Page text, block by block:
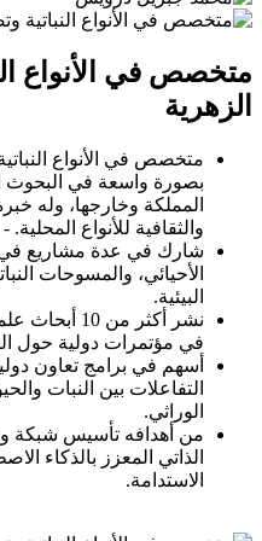
متخصص في الأنواع
الزهرية
متخصص في الأنواع
بصورة واسعة في البحوث
المملكة وخارجها، وله
والثقافية للأنواع المحلية. -
شارك في عدة مشاريع في
الأحيائي، والمسوحات
البيئية.
نشر أكثر
في مؤتمرات دولية حول
أسهم في برامج تعاون
التفاعلات بين النبات
الوراثي.
من أهدافه تأسيس شبكة
الذاتي المعزز بالذكاء
الاستدامة.